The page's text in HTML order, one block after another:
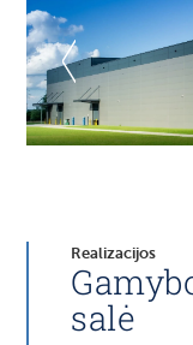
Realizacijos
salė